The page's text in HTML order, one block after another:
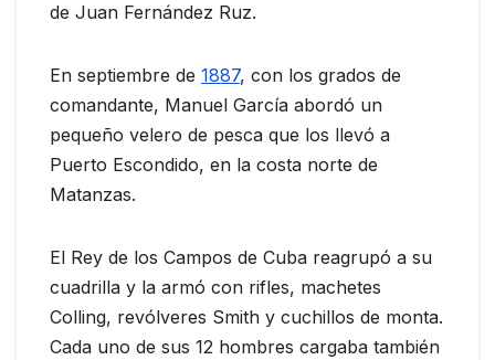
de Juan Fernández Ruz.
En septiembre de 1887, con los grados de
comandante, Manuel García abordó un
pequeño velero de pesca que los llevó a
Puerto Escondido, en la costa norte de
Matanzas.
El Rey de los Campos de Cuba reagrupó a su
cuadrilla y la armó con rifles, machetes
Colling, revólveres Smith y cuchillos de monta.
Cada uno de sus 12 hombres cargaba también